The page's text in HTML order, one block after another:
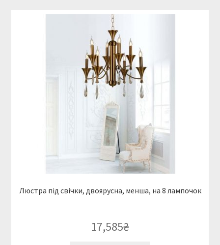
Люстра під свічки, двоярусна, менша, на 8 лампочок
17,585₴